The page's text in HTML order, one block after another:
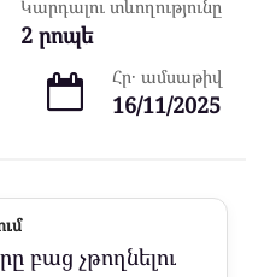
Կարդալու տևողությունը
2 րոպե
Հր․ ամսաթիվ
16/11/2025
բաց չթողնելու